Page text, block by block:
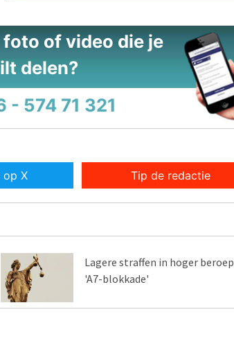
foto of video die je
delen?
- 574 71 321
op X Tip de redactie
Lagere straffen in hoger beroep
'A7-blokkade'